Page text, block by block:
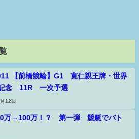
【前橋競輪】G1 寛仁親王牌・世界
念 11R 一次予選
12日
万→100万！？ 第一弾 競艇でバト